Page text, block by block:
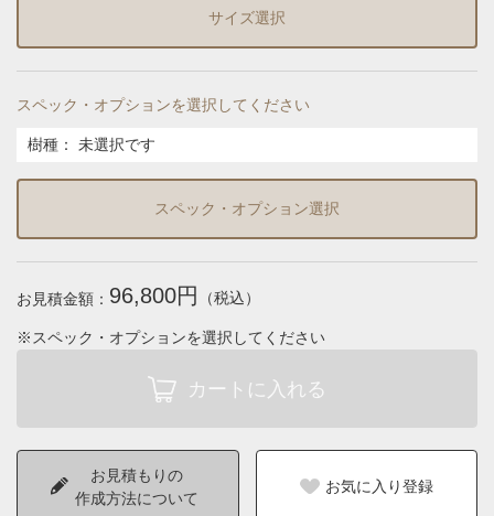
サイズ選択
スペック・オプションを選択してください
樹種 ： 未選択です
スペック・オプション選択
お見積金額： 96,800円 （税込）
※スペック・オプションを選択してください
お見積もりの
作成方法について
お気に入り登録